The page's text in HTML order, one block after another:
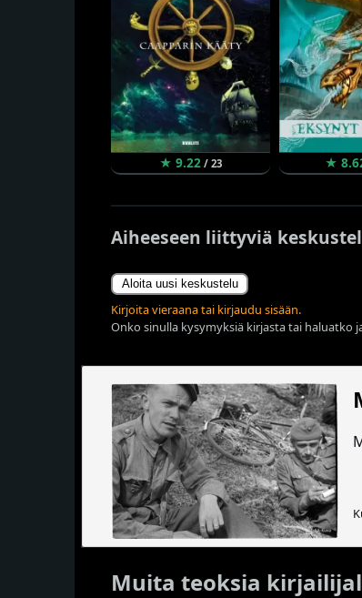
★ 9.22 / 23 ★
Aiheeseen liittyviä
Aloita uusi keskustelu
Kirjoita vieraana tai kirjaudu sisään.
Onko sinulla kysymyksiä kirjasta tai haluatko
Muita teoksia